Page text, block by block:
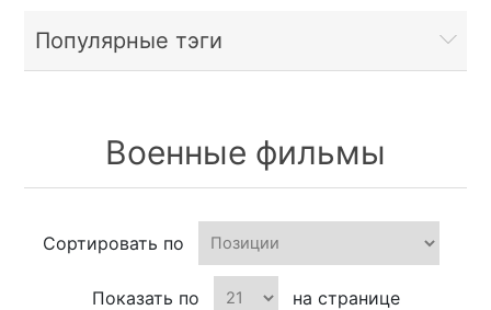
Популярные тэги
Военные фильмы
Сортировать по
Показать по на странице